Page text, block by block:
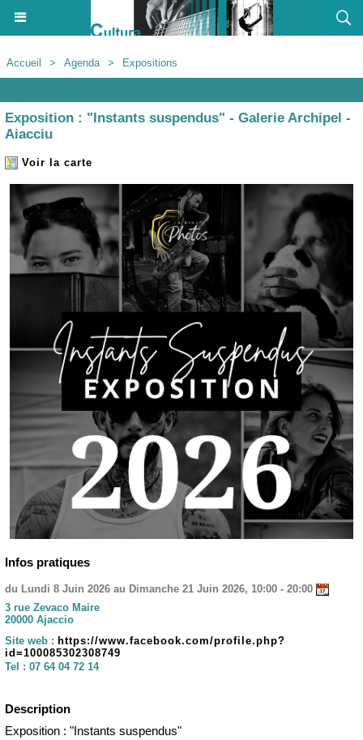
Accueil > Agenda > Expositions
Exposition : "Instants suspendus" - Galerie Archipel -
Aiacciu
Voir la carte
Infos pratiques
du Lundi 8 Juin 2026 au Dimanche 21 Juin 2026, 10:00 - 20:00
3 rue Zevaco Maire
20000 Ajaccio
Site web : https://www.facebook.com/profile.php?
id=100085302308749
Tel : 07 64 04 72 14
Description
Exposition : "Instants suspendus"